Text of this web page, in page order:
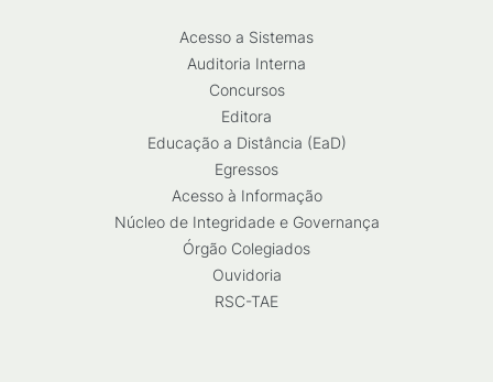
Acesso a Sistemas
Auditoria Interna
Concursos
Editora
Educação a Distância (EaD)
Egressos
Acesso à Informação
Núcleo de Integridade e Governança
Órgão Colegiados
Ouvidoria
RSC-TAE